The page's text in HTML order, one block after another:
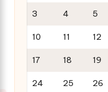
3 4 5
10 11 12
17 18 19
24 25 26